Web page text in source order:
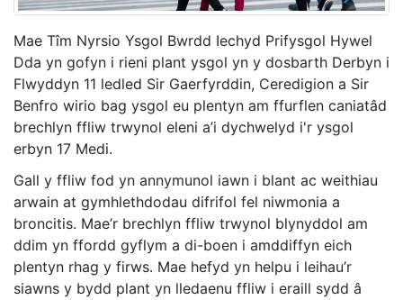
Mae Tîm Nyrsio Ysgol Bwrdd Iechyd Prifysgol Hywel
Dda yn gofyn i rieni plant ysgol yn y dosbarth Derbyn i
Flwyddyn 11 ledled Sir Gaerfyrddin, Ceredigion a Sir
Benfro wirio bag ysgol eu plentyn am ffurflen caniatâd
brechlyn ffliw trwynol eleni a’i dychwelyd i'r ysgol
erbyn 17 Medi.
Gall y ffliw fod yn annymunol iawn i blant ac weithiau
arwain at gymhlethdodau difrifol fel niwmonia a
broncitis. Mae’r brechlyn ffliw trwynol blynyddol am
ddim yn ffordd gyflym a di-boen i amddiffyn eich
plentyn rhag y firws. Mae hefyd yn helpu i leihau’r
siawns y bydd plant yn lledaenu ffliw i eraill sydd â